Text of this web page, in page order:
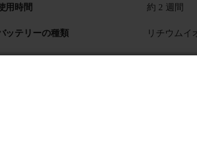
用時間 約 2 週間
ッテリーの種類 リチウムイ